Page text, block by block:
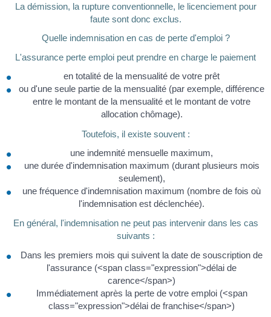
La démission, la rupture conventionnelle, le licenciement pour
faute sont donc exclus.
Quelle indemnisation en cas de perte d'emploi ?
L'assurance perte emploi peut prendre en charge le paiement
en totalité de la mensualité de votre prêt
ou d'une seule partie de la mensualité (par exemple, différence
entre le montant de la mensualité et le montant de votre
allocation chômage).
Toutefois, il existe souvent :
une indemnité mensuelle maximum,
une durée d'indemnisation maximum (durant plusieurs mois
seulement),
une fréquence d'indemnisation maximum (nombre de fois où
l'indemnisation est déclenchée).
En général, l'indemnisation ne peut pas intervenir dans les cas
suivants :
Dans les premiers mois qui suivent la date de souscription de
l'assurance (<span class="expression">délai de
carence</span>)
Immédiatement après la perte de votre emploi (<span
class="expression">délai de franchise</span>)